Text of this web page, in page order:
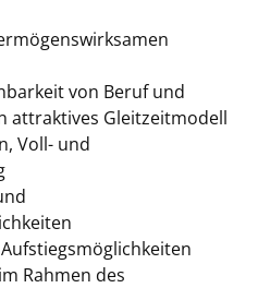
von Beruf und
attraktives Gleitzeitmodell
Voll- und
Rahmen des